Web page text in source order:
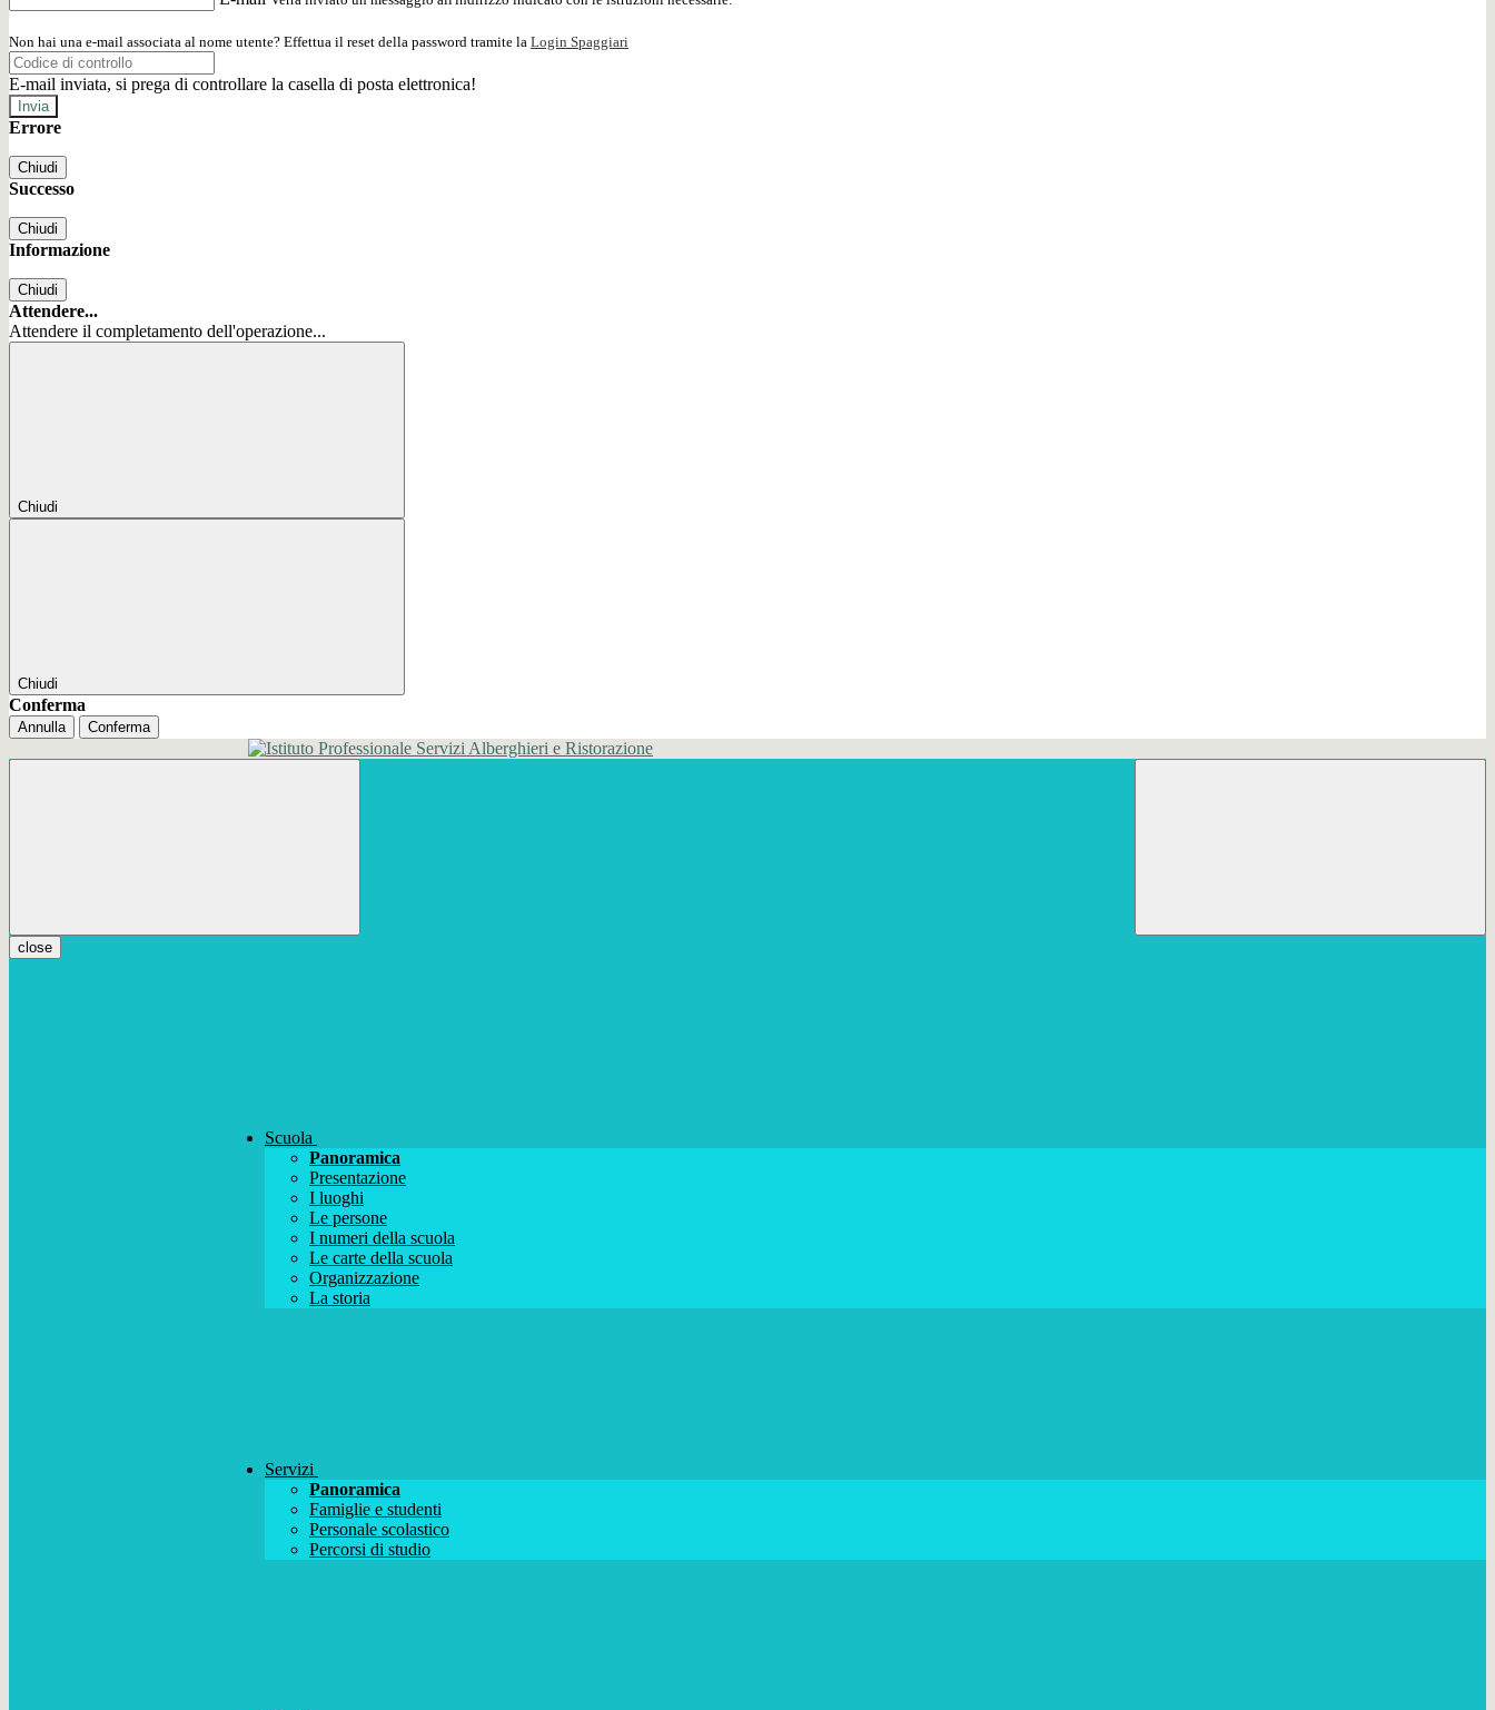
Non hai una e-mail associata al nome utente? Effettua il reset della password tramite la Login Spaggiari
E-mail inviata, si prega di controllare la casella di posta elettronica!
Errore
Chiudi
Successo
Chiudi
Informazione
Chiudi
Attendere...
Attendere il completamento dell'operazione...
Chiudi
Chiudi
Conferma
Annulla Conferma
close
Scuola
Panoramica
Presentazione
I luoghi
Le persone
I numeri della scuola
Le carte della scuola
Organizzazione
La storia
Servizi
Panoramica
Famiglie e studenti
Personale scolastico
Percorsi di studio